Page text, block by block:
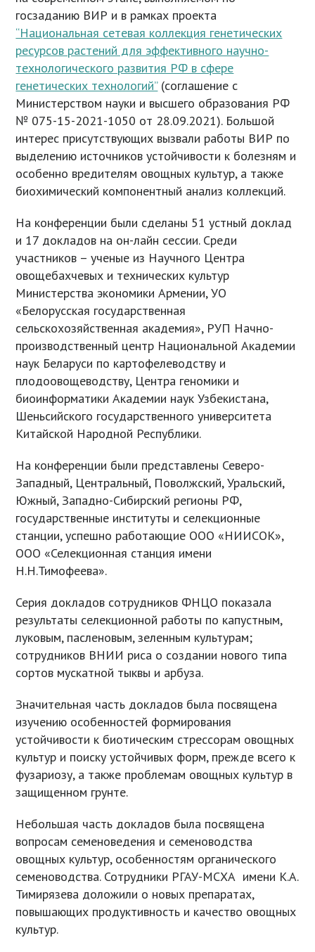
госзаданию ВИР и в рамках проекта
“Национальная сетевая коллекция генетических
ресурсов растений для эффективного научно-
технологического развития РФ в сфере
генетических технологий”(соглашение с
Министерством науки и высшего образования РФ
№ 075-15-2021-1050 от 28.09.2021). Большой
интерес присутствующих вызвали работы ВИР по
выделению источников устойчивости к болезням и
особенно вредителям овощных культур, а также
биохимический компонентный анализ коллекций.
На конференции были сделаны 51 устный доклад
и 17 докладов на он-лайн сессии. Среди
участников – ученые из Научного Центра
овощебахчевых и технических культур
Министерства экономики Армении, УО
«Белорусская государственная
сельскохозяйственная академия», РУП Начно-
производственный центр Национальной Академии
наук Беларуси по картофелеводству и
плодоовощеводству, Центра геномики и
биоинформатики Академии наук Узбекистана,
Шеньсийского государственного университета
Китайской Народной Республики.
На конференции были представлены Северо-
Западный, Центральный, Поволжский, Уральский,
Южный, Западно-Сибирский регионы РФ,
государственные институты и селекционные
станции, успешно работающие ООО «НИИСОК»,
ООО «Селекционная станция имени
Н.Н.Тимофеева».
Серия докладов сотрудников ФНЦО показала
результаты селекционной работы по капустным,
луковым, пасленовым, зеленным культурам;
сотрудников ВНИИ риса о создании нового типа
сортов мускатной тыквы и арбуза.
Значительная часть докладов была посвящена
изучению особенностей формирования
устойчивости к биотическим стрессорам овощных
культур и поиску устойчивых форм, прежде всего к
фузариозу, а также проблемам овощных культур в
защищенном грунте.
Небольшая часть докладов была посвящена
вопросам семеноведения и семеноводства
овощных культур, особенностям органического
семеноводства. Сотрудники РГАУ-МСХА имени К.А.
Тимирязева доложили о новых препаратах,
повышающих продуктивность и качество овощных
культур.